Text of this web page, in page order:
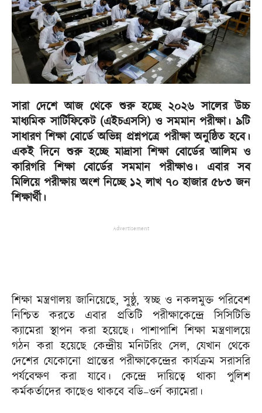
সারা দেশে আজ থেকে শুরু হচ্ছে ২০২৬ সালের উচ্চ
মাধ্যমিক সার্টিফিকেট (এইচএসসি) ও সমমান পরীক্ষা। ৯টি
সাধারণ শিক্ষা বোর্ডে অভিন্ন প্রশ্নপত্রে পরীক্ষা অনুষ্ঠিত হবে।
একই দিনে শুরু হচ্ছে মাদ্রাসা শিক্ষা বোর্ডের আলিম ও
কারিগরি শিক্ষা বোর্ডের সমমান পরীক্ষাও। এবার সব
মিলিয়ে পরীক্ষায় অংশ নিচ্ছে ১২ লাখ ৭০ হাজার ৫৮৩ জন
শিক্ষার্থী।
Advertisement
শিক্ষা মন্ত্রণালয় জানিয়েছে, সুষ্ঠু, স্বচ্ছ ও নকলমুক্ত পরিবেশ
নিশ্চিত করতে এবার প্রতিটি পরীক্ষাকেন্দ্রে সিসিটিভি
ক্যামেরা স্থাপন করা হয়েছে। পাশাপাশি শিক্ষা মন্ত্রণালয়ে
গঠন করা হয়েছে কেন্দ্রীয় মনিটরিং সেল, যেখান থেকে
দেশের যেকোনো প্রান্তের পরীক্ষাকেন্দ্রের কার্যক্রম সরাসরি
পর্যবেক্ষণ করা যাবে। কেন্দ্রে দায়িত্বে থাকা পুলিশ
কর্মকর্তাদের কাছেও থাকবে বডি–ওর্ন ক্যামেরা।